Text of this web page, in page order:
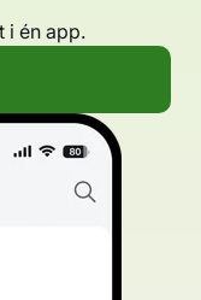
i én app.